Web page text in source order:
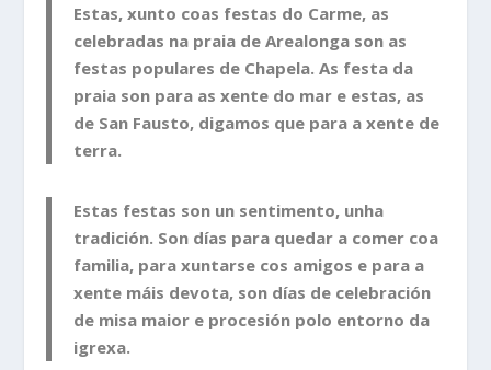
Estas, xunto coas festas do Carme, as
celebradas na praia de Arealonga son as
festas populares de Chapela. As festa da
praia son para as xente do mar e estas, as
de San Fausto, digamos que para a xente de
terra.
Estas festas son un sentimento, unha
tradición. Son días para quedar a comer coa
familia, para xuntarse cos amigos e para a
xente máis devota, son días de celebración
de misa maior e procesión polo entorno da
igrexa.